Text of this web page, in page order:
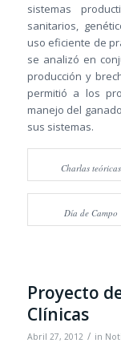
sistemas
sanitarios,
uso eficiente de
se analizó en
producción y
permitió a los
manejo del
sus sistemas.
Charlas teóricas
Día de Campo
Proyecto
Clínicas
Abril 27, 2012 / in